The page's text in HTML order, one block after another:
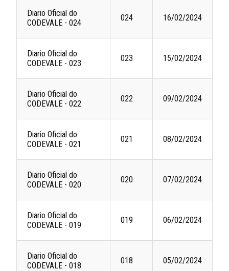
Diario Oficial do
CODEVALE - 024
024 16/02/2024
Diario Oficial do
CODEVALE - 023
023 15/02/2024
Diario Oficial do
CODEVALE - 022
022 09/02/2024
Diario Oficial do
CODEVALE - 021
021 08/02/2024
Diario Oficial do
CODEVALE - 020
020 07/02/2024
Diario Oficial do
CODEVALE - 019
019 06/02/2024
Diario Oficial do
CODEVALE - 018
018 05/02/2024